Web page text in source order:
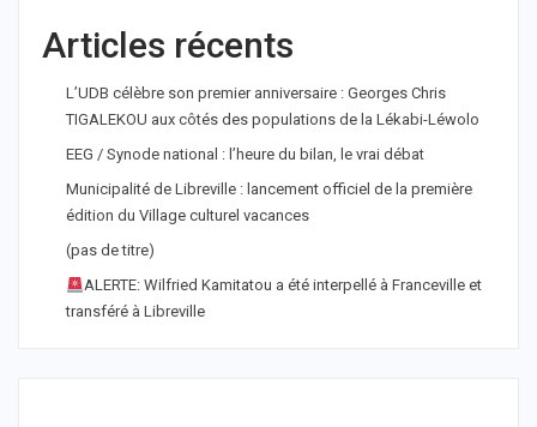
Articles récents
L’UDB célèbre son premier anniversaire : Georges Chris
TIGALEKOU aux côtés des populations de la Lékabi-Léwolo
EEG / Synode national : l’heure du bilan, le vrai débat
Municipalité de Libreville : lancement officiel de la première
édition du Village culturel vacances
(pas de titre)
ALERTE: Wilfried Kamitatou a été interpellé à Franceville et
transféré à Libreville